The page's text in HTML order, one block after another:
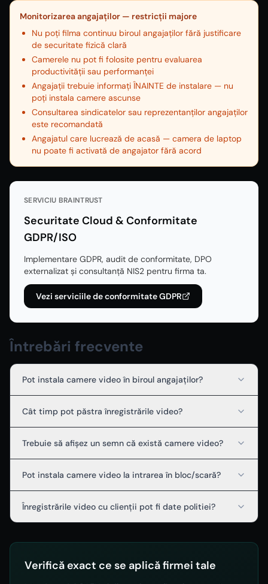
Monitorizarea angajaților — restricții majore
Nu poți filma continuu biroul angajaților fără justificare
de securitate fizică clară
Camerele nu pot fi folosite pentru evaluarea
productivității sau performanței
Angajații trebuie informați ÎNAINTE de instalare — nu
poți instala camere ascunse
Consultarea sindicatelor sau reprezentanților angajaților
este recomandată
Angajatul care lucrează de acasă — camera de laptop
nu poate fi activată de angajator fără acord
SERVICIU BRAINTRUST
Securitate Cloud & Conformitate
GDPR/ISO
Implementare GDPR, audit de conformitate, DPO
externalizat și consultanță NIS2 pentru firma ta.
Vezi serviciile de conformitate GDPR
Întrebări frecvente
Pot instala camere video în biroul angajaților?
Cât timp pot păstra înregistrările video?
Trebuie să afișez un semn că există camere video?
Pot instala camere video la intrarea în bloc/scară?
Înregistrările video cu clienții pot fi date politiei?
Verifică exact ce se aplică firmei tale